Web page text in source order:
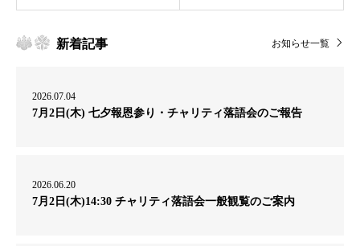
新着記事 お知らせ一覧
2026.07.04
7月2日(木) 七夕報恩参り・チャリティ落語会のご報告
2026.06.20
7月2日(木)14:30 チャリティ落語会一般観覧のご案内